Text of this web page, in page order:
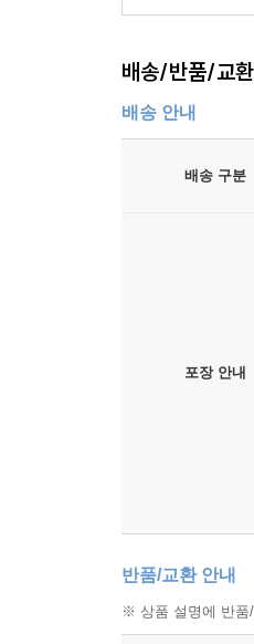
배송/반품/교
배송 안내
배송 구분
포장 안내
반품/교환 안내
※ 상품 설명에 반품